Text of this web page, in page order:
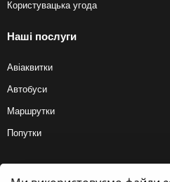
Користувацька угода
Наші послуги
Авіаквитки
Автобуси
Маршрутки
Попутки
© 2012 — 2026, Biletyplus, ООО